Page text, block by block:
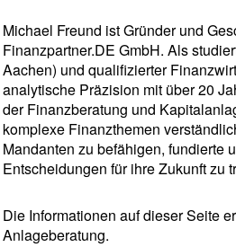
Michael Freund ist Gründer und
Finanzpartner.DE GmbH. Als
Aachen) und qualifizierter
analytische Präzision mit über 20
der Finanzberatung und
komplexe Finanzthemen
Mandanten zu befähigen, fundierte
Entscheidungen für ihre Zukunft zu
Die Informationen auf dieser Seite
Anlageberatung.